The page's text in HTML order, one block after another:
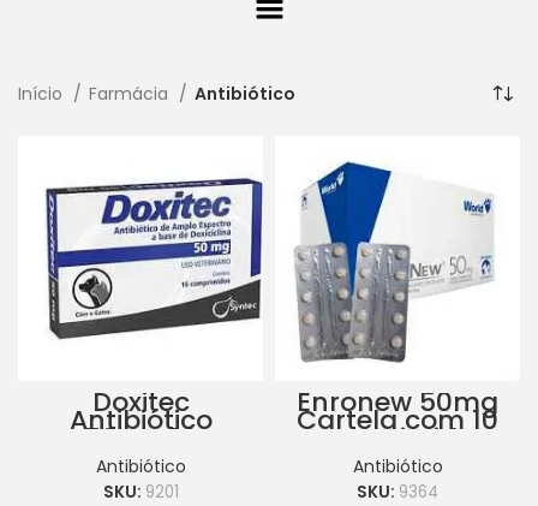
Início Farmácia Antibiótico
Doxitec
Antibiótico
50mg 16
comprimidos
Antibiótico
SKU: 9201
Enronew 50mg
Cartela com 10
Comprimidos
Antibiótico
SKU: 9364